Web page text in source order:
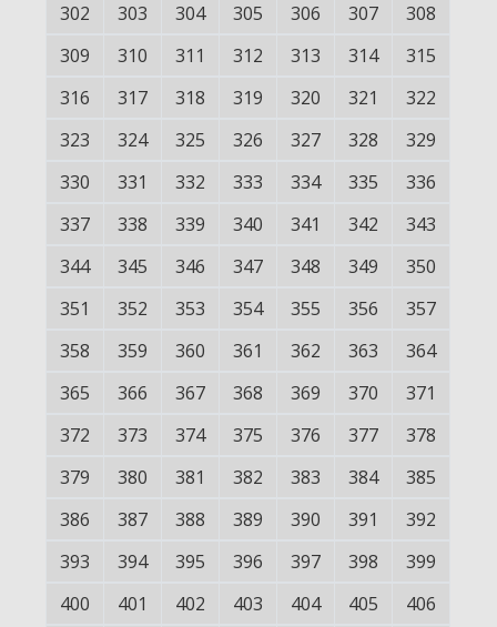
302
303 304 305 306 307
308
309
310 311 312 313 314
315
316
317 318 319 320 321
322
323
324 325 326 327 328
329
330
331 332 333 334 335
336
337
338 339 340 341 342
343
344
345 346 347 348 349
350
351
352 353 354 355 356
357
358
359 360 361 362 363
364
365
366 367 368 369 370
371
372
373 374 375 376 377
378
379
380 381 382 383 384
385
386
387 388 389 390 391
392
393
394 395 396 397 398
399
400
401 402 403 404 405 406